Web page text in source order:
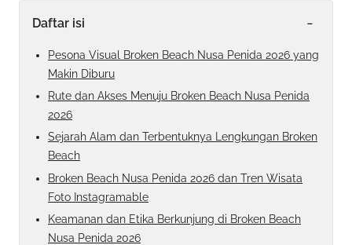
Daftar isi -
Pesona Visual Broken Beach Nusa Penida 2026 yang
Makin Diburu
Rute dan Akses Menuju Broken Beach Nusa Penida
2026
Sejarah Alam dan Terbentuknya Lengkungan Broken
Beach
Broken Beach Nusa Penida 2026 dan Tren Wisata
Foto Instagramable
Keamanan dan Etika Berkunjung di Broken Beach
Nusa Penida 2026